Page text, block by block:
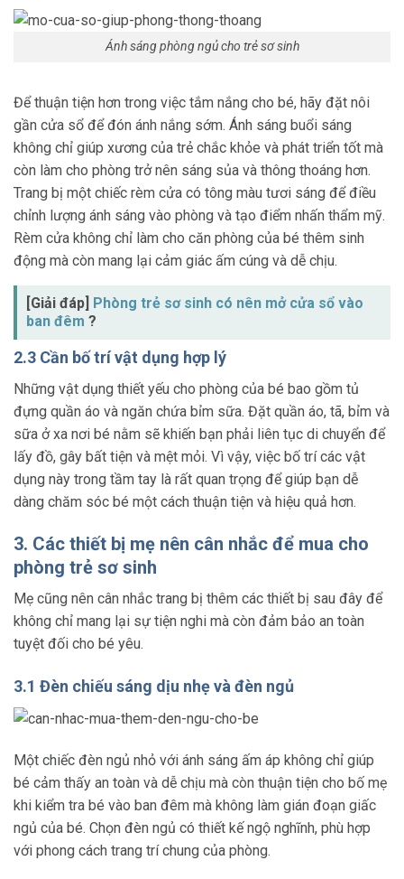
Ánh sáng phòng ngủ cho trẻ sơ sinh
Để thuận tiện hơn trong việc tắm nắng cho bé, hãy đặt nôi
gần cửa sổ để đón ánh nắng sớm. Ánh sáng buổi sáng
không chỉ giúp xương của trẻ chắc khỏe và phát triển tốt mà
còn làm cho phòng trở nên sáng sủa và thông thoáng hơn.
Trang bị một chiếc rèm cửa có tông màu tươi sáng để điều
chỉnh lượng ánh sáng vào phòng và tạo điểm nhấn thẩm mỹ.
Rèm cửa không chỉ làm cho căn phòng của bé thêm sinh
động mà còn mang lại cảm giác ấm cúng và dễ chịu.
[Giải đáp] Phòng trẻ sơ sinh có nên mở cửa sổ vào
ban đêm ?
2.3 Cần bố trí vật dụng hợp lý
Những vật dụng thiết yếu cho phòng của bé bao gồm tủ
đựng quần áo và ngăn chứa bỉm sữa. Đặt quần áo, tã, bỉm và
sữa ở xa nơi bé nằm sẽ khiến bạn phải liên tục di chuyển để
lấy đồ, gây bất tiện và mệt mỏi. Vì vậy, việc bố trí các vật
dụng này trong tầm tay là rất quan trọng để giúp bạn dễ
dàng chăm sóc bé một cách thuận tiện và hiệu quả hơn.
3. Các thiết bị mẹ nên cân nhắc để mua cho
phòng trẻ sơ sinh
Mẹ cũng nên cân nhắc trang bị thêm các thiết bị sau đây để
không chỉ mang lại sự tiện nghi mà còn đảm bảo an toàn
tuyệt đối cho bé yêu.
3.1 Đèn chiếu sáng dịu nhẹ và đèn ngủ
Một chiếc đèn ngủ nhỏ với ánh sáng ấm áp không chỉ giúp
bé cảm thấy an toàn và dễ chịu mà còn thuận tiện cho bố mẹ
khi kiểm tra bé vào ban đêm mà không làm gián đoạn giấc
ngủ của bé. Chọn đèn ngủ có thiết kế ngộ nghĩnh, phù hợp
với phong cách trang trí chung của phòng.